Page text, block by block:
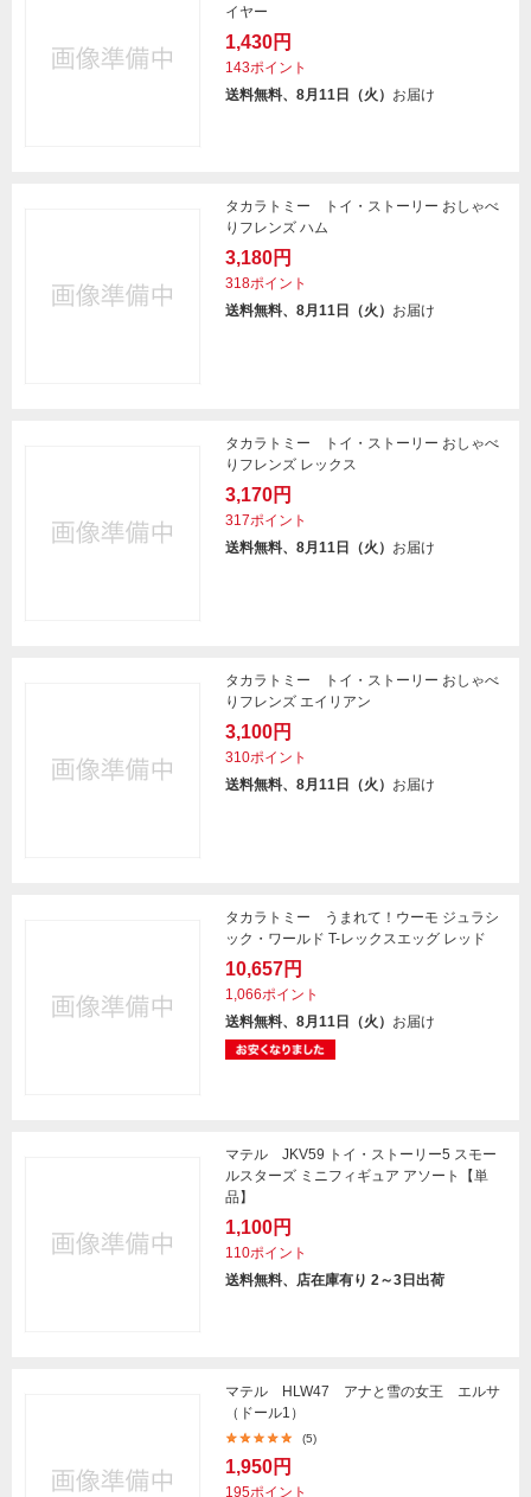
イヤー
1,430円
143ポイント
送料無料、8月11日（火） お届け
タカラトミー トイ・ストーリー おしゃべ
りフレンズ ハム
3,180円
318ポイント
送料無料、8月11日（火） お届け
タカラトミー トイ・ストーリー おしゃべ
りフレンズ レックス
3,170円
317ポイント
送料無料、8月11日（火） お届け
タカラトミー トイ・ストーリー おしゃべ
りフレンズ エイリアン
3,100円
310ポイント
送料無料、8月11日（火） お届け
タカラトミー うまれて！ウーモ ジュラシ
ック・ワールド T-レックスエッグ レッド
10,657円
1,066ポイント
送料無料、8月11日（火） お届け
マテル JKV59 トイ・ストーリー5 スモー
ルスターズ ミニフィギュア アソート【単
品】
1,100円
110ポイント
送料無料、店在庫有り 2～3日出荷
マテル HLW47 アナと雪の女王 エルサ
（ドール1）
(5)
1,950円
195ポイント